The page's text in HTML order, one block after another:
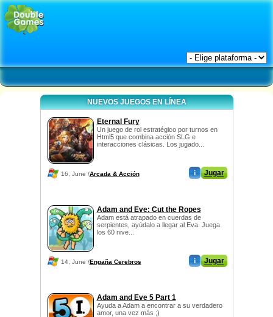
NUEVOS JUEGOS EN LÍNEA
Eternal Fury
Un juego de rol estratégico por turnos en
Html5 que combina acción SLG e
interacciones clásicas. Los jugado...
16, June /Arcada & Acción i Jugar
Adam and Eve: Cut the Ropes
Adam está atrapado en cuerdas de
serpientes, ayúdalo a llegar al Eva. Juega
los 60 nive...
14, June /Engaña Cerebros i Jugar
Adam and Eve 5 Part 1
Ayuda a Adam a encontrar a su verdadero
amor, una vez más ;)